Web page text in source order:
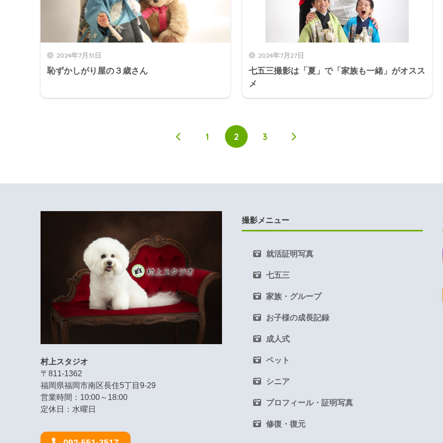
2024年7月31日
恥ずかしがり屋の３歳さん
2024年7月27日
七五三撮影は「夏」で「家族も一緒」がオスス
メ
1 2 3
村上スタジオ
〒811-1362
福岡県福岡市南区長住5丁目9-29
営業時間：10:00～18:00
定休日：水曜日
撮影メニュー
就活証明写真
七五三
家族・グループ
お子様の成長記録
成人式
ペット
シニア
プロフィール・証明写真
修復・復元